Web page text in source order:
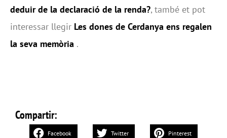
deduir de la declaració de la renda?, també et pot
interessar llegir Les dones de Cerdanya ens regalen
la seva memòria .
Compartir:
Facebook Twitter Pinterest